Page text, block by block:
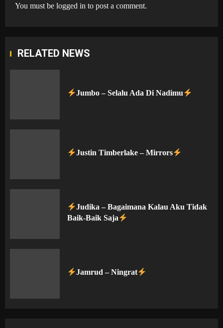
You must be logged in to post a comment.
RELATED NEWS
Jumbo – Selalu Ada Di Nadimu
Justin Timberlake – Mirrors
Judika – Bagaimana Kalau Aku Tidak
Baik-Baik Saja
Jamrud – Ningrat